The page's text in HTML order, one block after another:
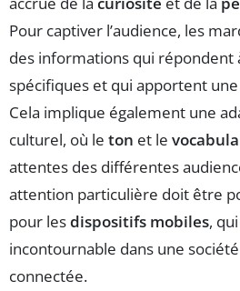
Pour captiver l’audience, les
des informations qui répondent
spécifiques et qui apportent
Cela implique également une
culturel, où le ton et le
attentes des différentes
attention particulière doit être
pour lesdispositifs mobiles,
incontournable dans une
connectée.